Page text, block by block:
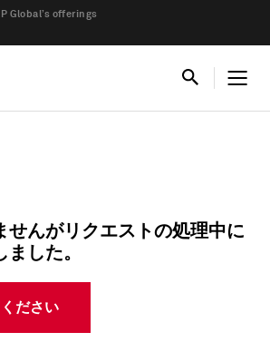
Global’s offerings
せんがリクエストの処理中に
した。
ださい